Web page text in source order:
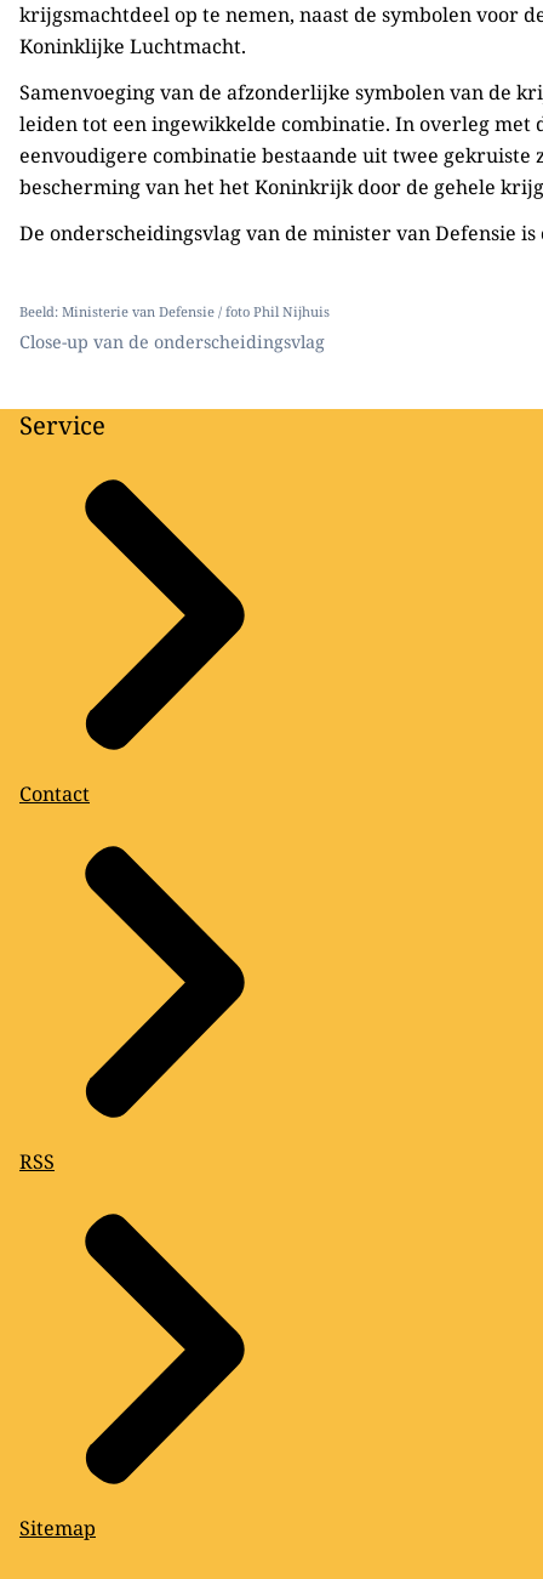
krijgsmachtdeel op te nemen, naast de symbolen voor
Koninklijke Luchtmacht.
Samenvoeging van de afzonderlijke symbolen van de
leiden tot een ingewikkelde combinatie. In overleg met
eenvoudigere combinatie bestaande uit twee
bescherming van het het Koninkrijk door de gehele
De onderscheidingsvlag van de minister van Defensie
Beeld: Ministerie van Defensie / foto Phil Nijhuis
Close-up van de onderscheidingsvlag
Service
Contact
RSS
Sitemap